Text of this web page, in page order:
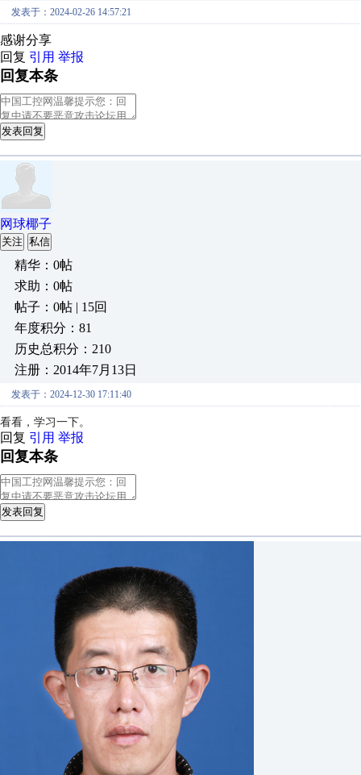
发表于：2024-02-26 14:57:21
感谢分享
回复 引用 举报
回复本条
发表回复
网球椰子
关注 私信
精华：0帖
求助：0帖
帖子：0帖 | 15回
年度积分：81
历史总积分：210
注册：2014年7月13日
发表于：2024-12-30 17:11:40
看看，学习一下。
回复 引用 举报
回复本条
发表回复